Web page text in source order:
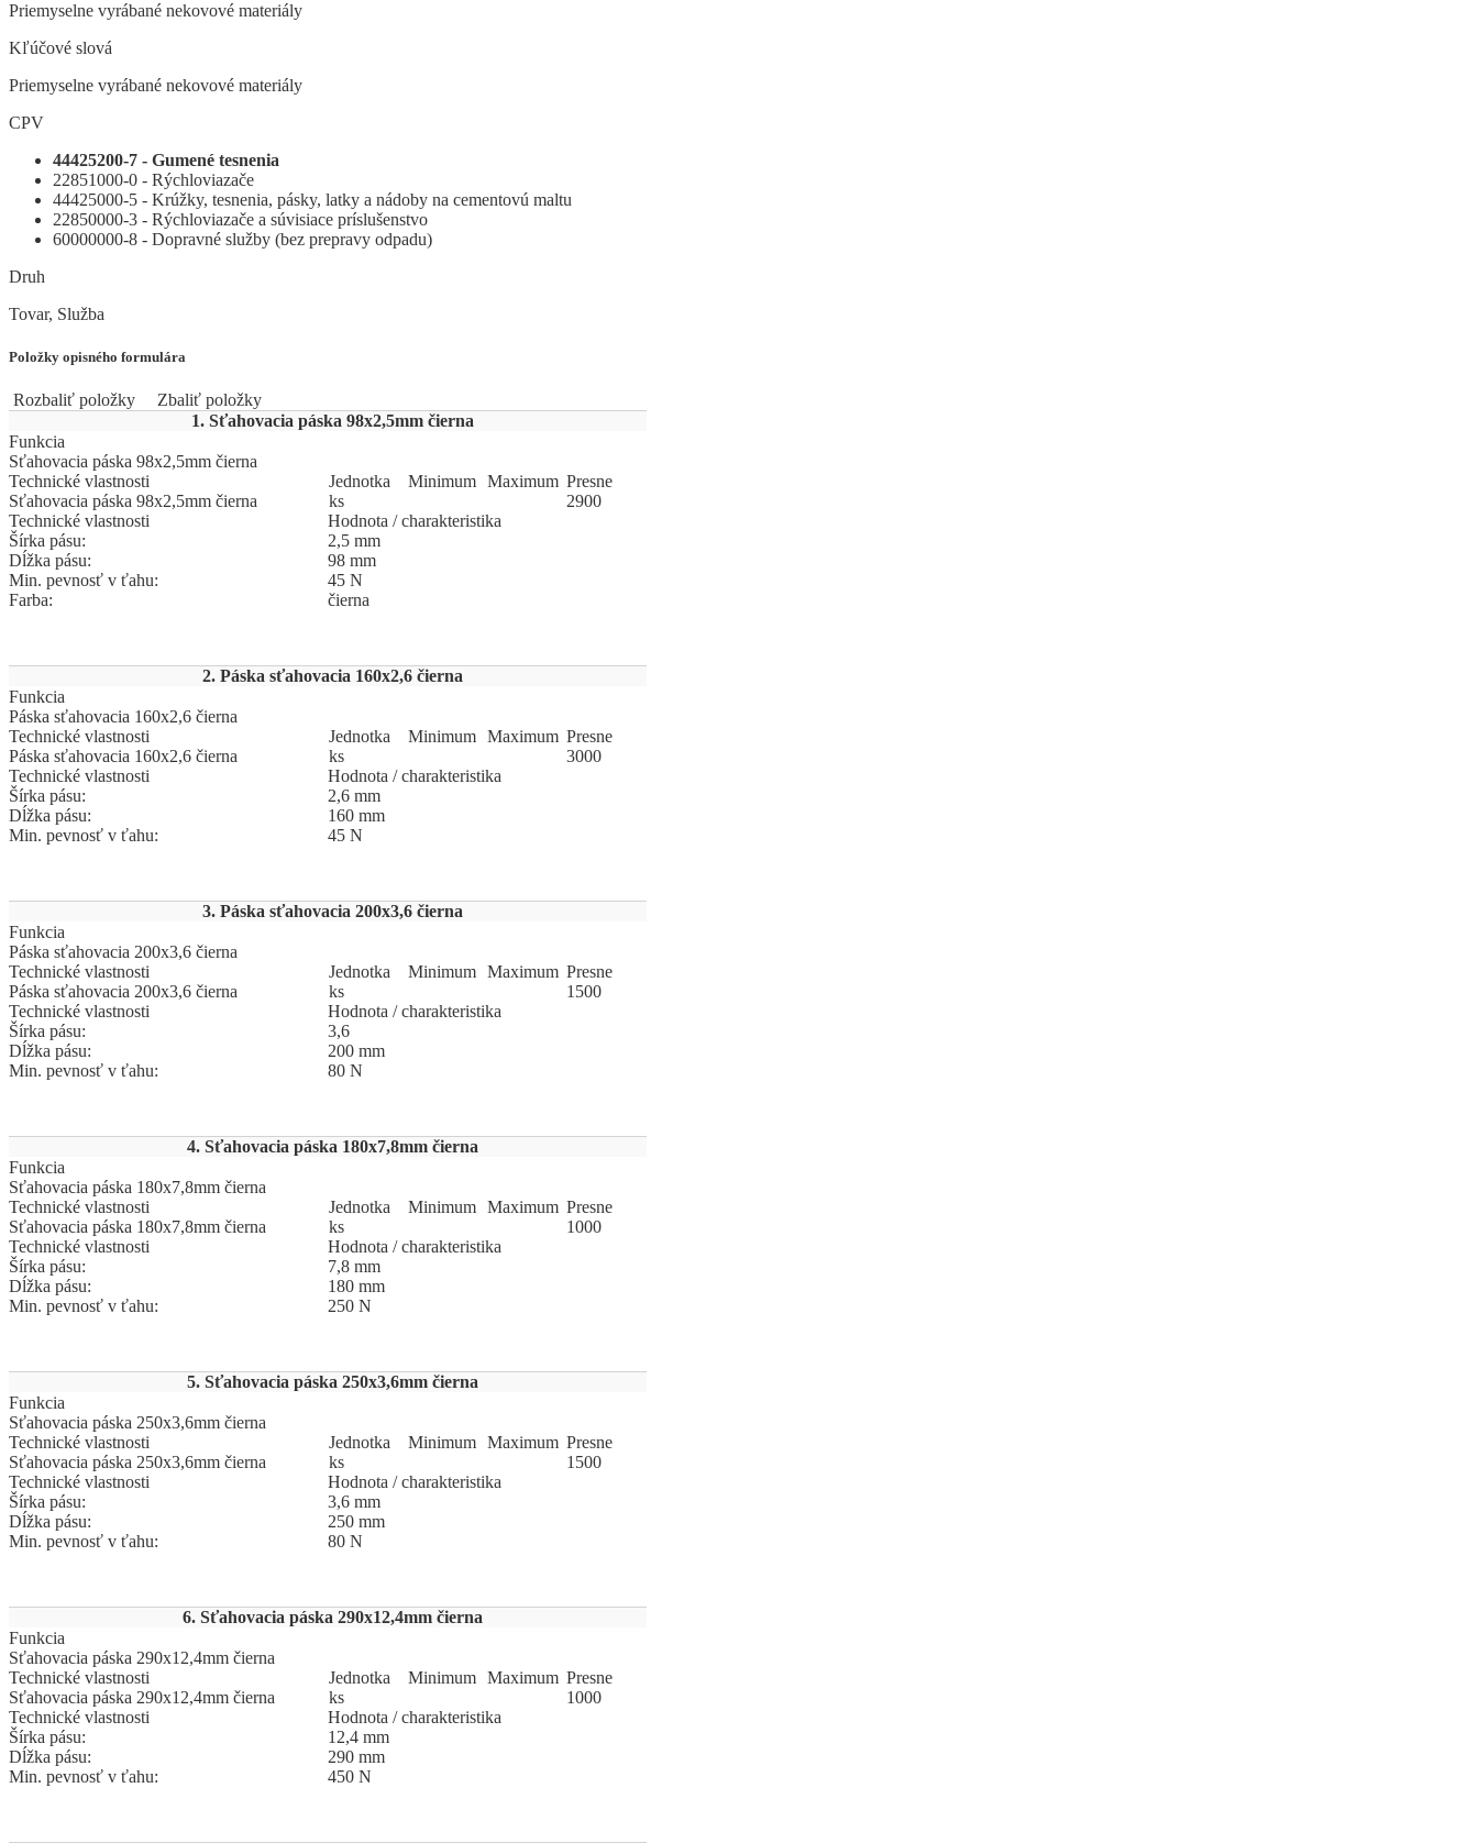
Priemyselne vyrábané nekovové materiály
Kľúčové slová
Priemyselne vyrábané nekovové materiály
CPV
44425200-7 - Gumené tesnenia
22851000-0 - Rýchloviazače
44425000-5 - Krúžky, tesnenia, pásky, latky a nádoby na cementovú maltu
22850000-3 - Rýchloviazače a súvisiace príslušenstvo
60000000-8 - Dopravné služby (bez prepravy odpadu)
Druh
Tovar, Služba
Položky opisného formulára
Rozbaliť položky
Zbaliť položky
1. Sťahovacia páska 98x2,5mm čierna
Funkcia
Sťahovacia páska 98x2,5mm čierna
Technické vlastnosti
Jed­not­ka Mi­ni­mum Ma­xi­mum Pres­ne
Sťahovacia páska 98x2,5mm čierna
ks
2900
Technické vlastnosti
Hodnota / charakteristika
Šírka pásu:
2,5 mm
Dĺžka pásu:
98 mm
Min. pevnosť v ťahu:
45 N
Farba:
čierna
2. Páska sťahovacia 160x2,6 čierna
Funkcia
Páska sťahovacia 160x2,6 čierna
Technické vlastnosti
Jed­not­ka Mi­ni­mum Ma­xi­mum Pres­ne
Páska sťahovacia 160x2,6 čierna
ks
3000
Technické vlastnosti
Hodnota / charakteristika
Šírka pásu:
2,6 mm
Dĺžka pásu:
160 mm
Min. pevnosť v ťahu:
45 N
3. Páska sťahovacia 200x3,6 čierna
Funkcia
Páska sťahovacia 200x3,6 čierna
Technické vlastnosti
Jed­not­ka Mi­ni­mum Ma­xi­mum Pres­ne
Páska sťahovacia 200x3,6 čierna
ks
1500
Technické vlastnosti
Hodnota / charakteristika
Šírka pásu:
3,6
Dĺžka pásu:
200 mm
Min. pevnosť v ťahu:
80 N
4. Sťahovacia páska 180x7,8mm čierna
Funkcia
Sťahovacia páska 180x7,8mm čierna
Technické vlastnosti
Jed­not­ka Mi­ni­mum Ma­xi­mum Pres­ne
Sťahovacia páska 180x7,8mm čierna
ks
1000
Technické vlastnosti
Hodnota / charakteristika
Šírka pásu:
7,8 mm
Dĺžka pásu:
180 mm
Min. pevnosť v ťahu:
250 N
5. Sťahovacia páska 250x3,6mm čierna
Funkcia
Sťahovacia páska 250x3,6mm čierna
Technické vlastnosti
Jed­not­ka Mi­ni­mum Ma­xi­mum Pres­ne
Sťahovacia páska 250x3,6mm čierna
ks
1500
Technické vlastnosti
Hodnota / charakteristika
Šírka pásu:
3,6 mm
Dĺžka pásu:
250 mm
Min. pevnosť v ťahu:
80 N
6. Sťahovacia páska 290x12,4mm čierna
Funkcia
Sťahovacia páska 290x12,4mm čierna
Technické vlastnosti
Jed­not­ka Mi­ni­mum Ma­xi­mum Pres­ne
Sťahovacia páska 290x12,4mm čierna
ks
1000
Technické vlastnosti
Hodnota / charakteristika
Šírka pásu:
12,4 mm
Dĺžka pásu:
290 mm
Min. pevnosť v ťahu:
450 N